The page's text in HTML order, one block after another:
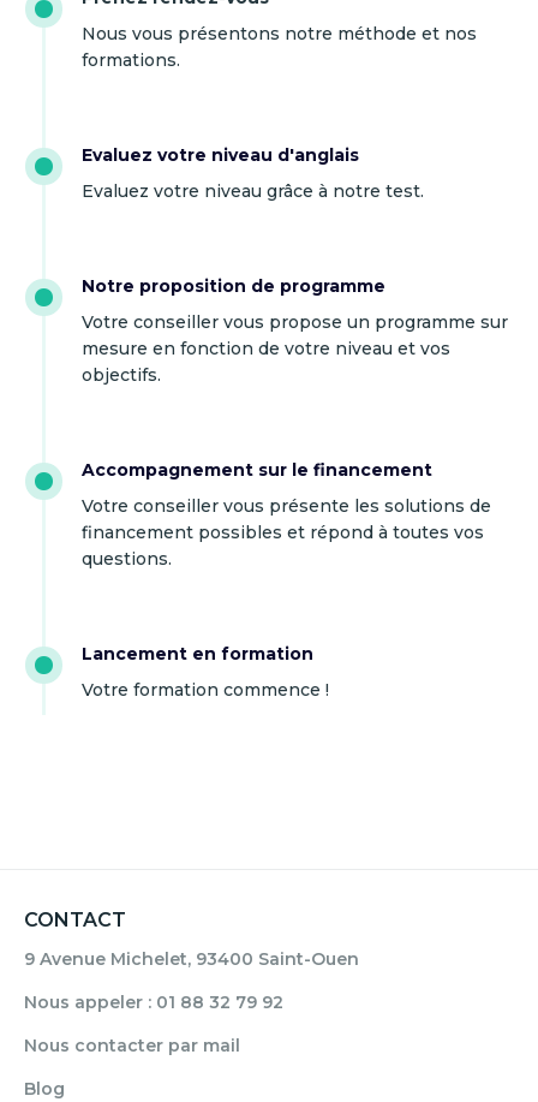
Nous vous présentons notre méthode et nos
formations.
Evaluez votre niveau d'anglais
Evaluez votre niveau grâce à notre test.
Notre proposition de programme
Votre conseiller vous propose un programme sur
mesure en fonction de votre niveau et vos
objectifs.
Accompagnement sur le financement
Votre conseiller vous présente les solutions de
financement possibles et répond à toutes vos
questions.
Lancement en formation
Votre formation commence !
CONTACT
9 Avenue Michelet, 93400 Saint-Ouen
Nous appeler : 01 88 32 79 92
Nous contacter par mail
Blog